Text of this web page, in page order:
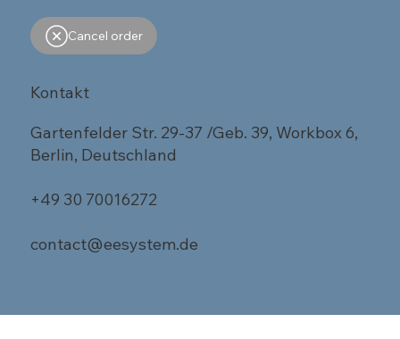
Cancel order
Kontakt
Gartenfelder Str. 29-37 /Geb. 39, Workbox 6,
Berlin, Deutschland
+49 30 70016272
contact@eesystem.de